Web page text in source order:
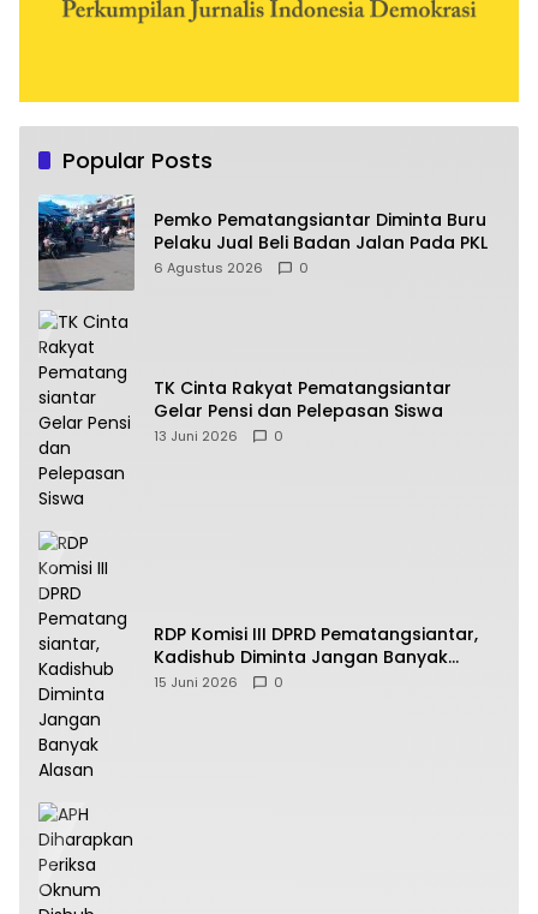
Popular Posts
Pemko Pematangsiantar Diminta Buru
Pelaku Jual Beli Badan Jalan Pada PKL
6 Agustus 2026 0
TK Cinta Rakyat Pematangsiantar
Gelar Pensi dan Pelepasan Siswa
13 Juni 2026 0
RDP Komisi III DPRD Pematangsiantar,
Kadishub Diminta Jangan Banyak
Alasan
15 Juni 2026 0